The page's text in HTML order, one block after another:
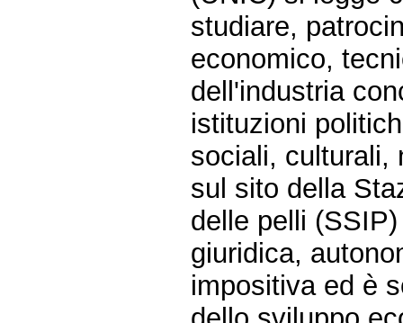
studiare,
economico,
dell'industria
istituzioni
sociali, culturali,
sul sito della
delle pelli
giuridica,
impositiva ed è